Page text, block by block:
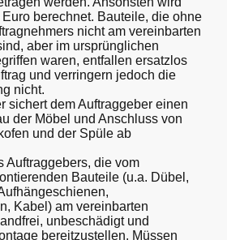
berechnet. Bauteile, die ohne
nicht am vereinbarten
aber im ursprünglichen
waren, entfallen ersatzlos
und verringern jedoch die
nicht.
sichert dem Auftraggeber einen
der Möbel und Anschluss von
und der Spüle ab
Auftraggebers, die vom
Bauteile (u.a. Dübel,
Kabel) am vereinbarten
unbeschädigt und
bereitzustellen. Müssen